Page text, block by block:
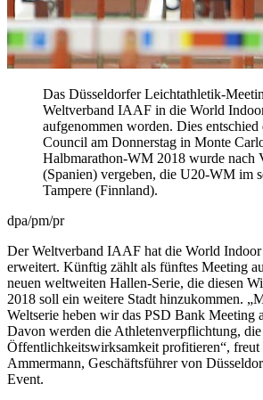
Das Düsseldorfer Leichtathletik-
Weltverband IAAF in die World
aufgenommen worden. Dies
Council am Donnerstag in Monte
Halbmarathon-WM 2018 wurde nach
(Spanien) vergeben, die U20-WM im
Tampere (Finnland).
dpa/pm/pr
Der Weltverband IAAF hat die World Indoor
erweitert. Künftig zählt als fünftes Meeting
neuen weltweiten Hallen-Serie, die diesen
2018 soll ein weitere Stadt hinzukommen.
Weltserie heben wir das PSD Bank Meeting
Davon werden die Athletenverpflichtung,
Öffentlichkeitswirksamkeit profitieren“, freut
Ammermann, Geschäftsführer von
Event.